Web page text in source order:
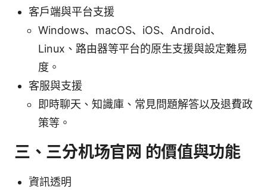
客戶端與平台支援
Windows、macOS、iOS、Android、
Linux、路由器等平台的原生支援與設定難易
度。
客服與支援
即時聊天、知識庫、常見問題解答以及退費政
策等。
三、三分机场官网 的價值與功能
資訊透明